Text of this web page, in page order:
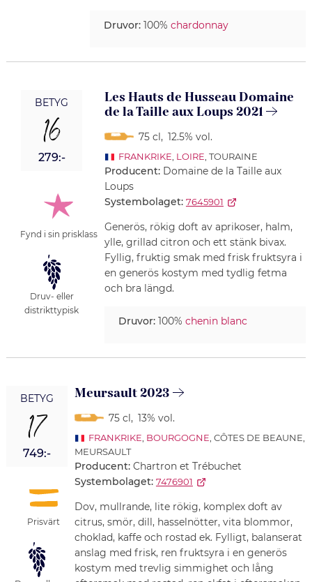
Druvor:100% chardonnay
BETYG
16
279:-
Fynd i sin prisklass
Druv- eller
distrikttypisk
Les Hauts de Husseau Domaine
de la Taille aux Loups 2021
75 cl, 12.5% vol.
FRANKRIKE, LOIRE, TOURAINE
Producent: Domaine de la Taille aux
Loups
Systembolaget: 7645901
Generös, rökig doft av aprikoser, halm,
ylle, grillad citron och ett stänk bivax.
Fyllig, fruktig smak med frisk fruktsyra i
en generös kostym med tydlig fetma
och bra längd.
Druvor:100% chenin blanc
BETYG
17
749:-
Prisvärt
Meursault 2023
75 cl, 13% vol.
FRANKRIKE, BOURGOGNE, CÔTES DE BEAUNE,
MEURSAULT
Producent: Chartron et Trébuchet
Systembolaget: 7476901
Dov, mullrande, lite rökig, komplex doft av
citrus, smör, dill, hasselnötter, vita blommor,
choklad, kaffe och rostad ek. Fylligt, balanserat
anslag med frisk, ren fruktsyra i en generös
kostym med trevlig simmighet och lång